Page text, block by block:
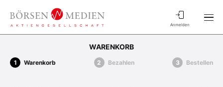
Anmelden
WARENKORB
Warenkorb Bezahlen Bestellen